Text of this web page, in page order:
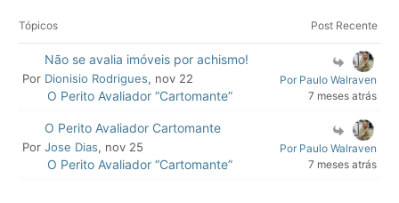
Tópicos Post Recente
Não se avalia imóveis por achismo!
Por Dionisio Rodrigues, nov 22
O Perito Avaliador “Cartomante”
Por Paulo Walraven
7 meses atrás
O Perito Avaliador Cartomante
Por Jose Dias, nov 25
O Perito Avaliador “Cartomante”
Por Paulo Walraven
7 meses atrás